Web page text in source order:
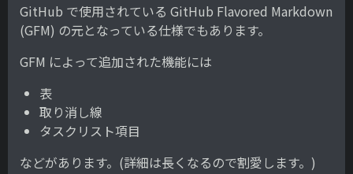
GitHub で使用されている GitHub Flavored Markdown
(GFM) の元となっている仕様でもあります。
GFM によって追加された機能には
表
取り消し線
タスクリスト項目
などがあります。(詳細は長くなるので割愛します。)